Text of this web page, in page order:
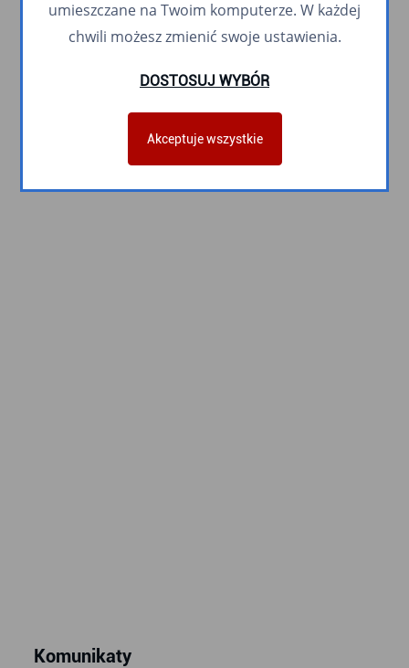
Komunikaty
umieszczane na Twoim komputerze. W każdej
chwili możesz zmienić swoje ustawienia.
DOSTOSUJ WYBÓR
Akceptuje wszystkie